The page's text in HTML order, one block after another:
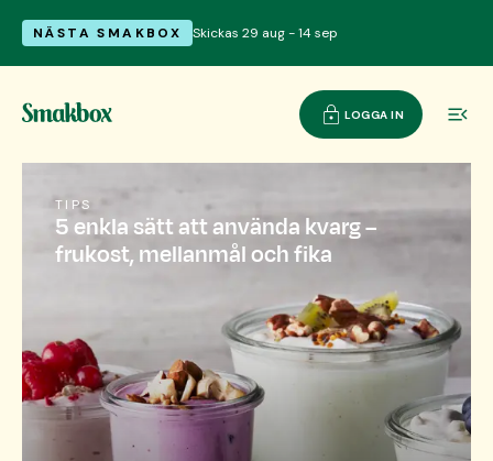
NÄSTA SMAKBOX Skickas 29 aug - 14 sep
LOGGA IN
TIPS
5 enkla sätt att använda kvarg –
frukost, mellanmål och fika